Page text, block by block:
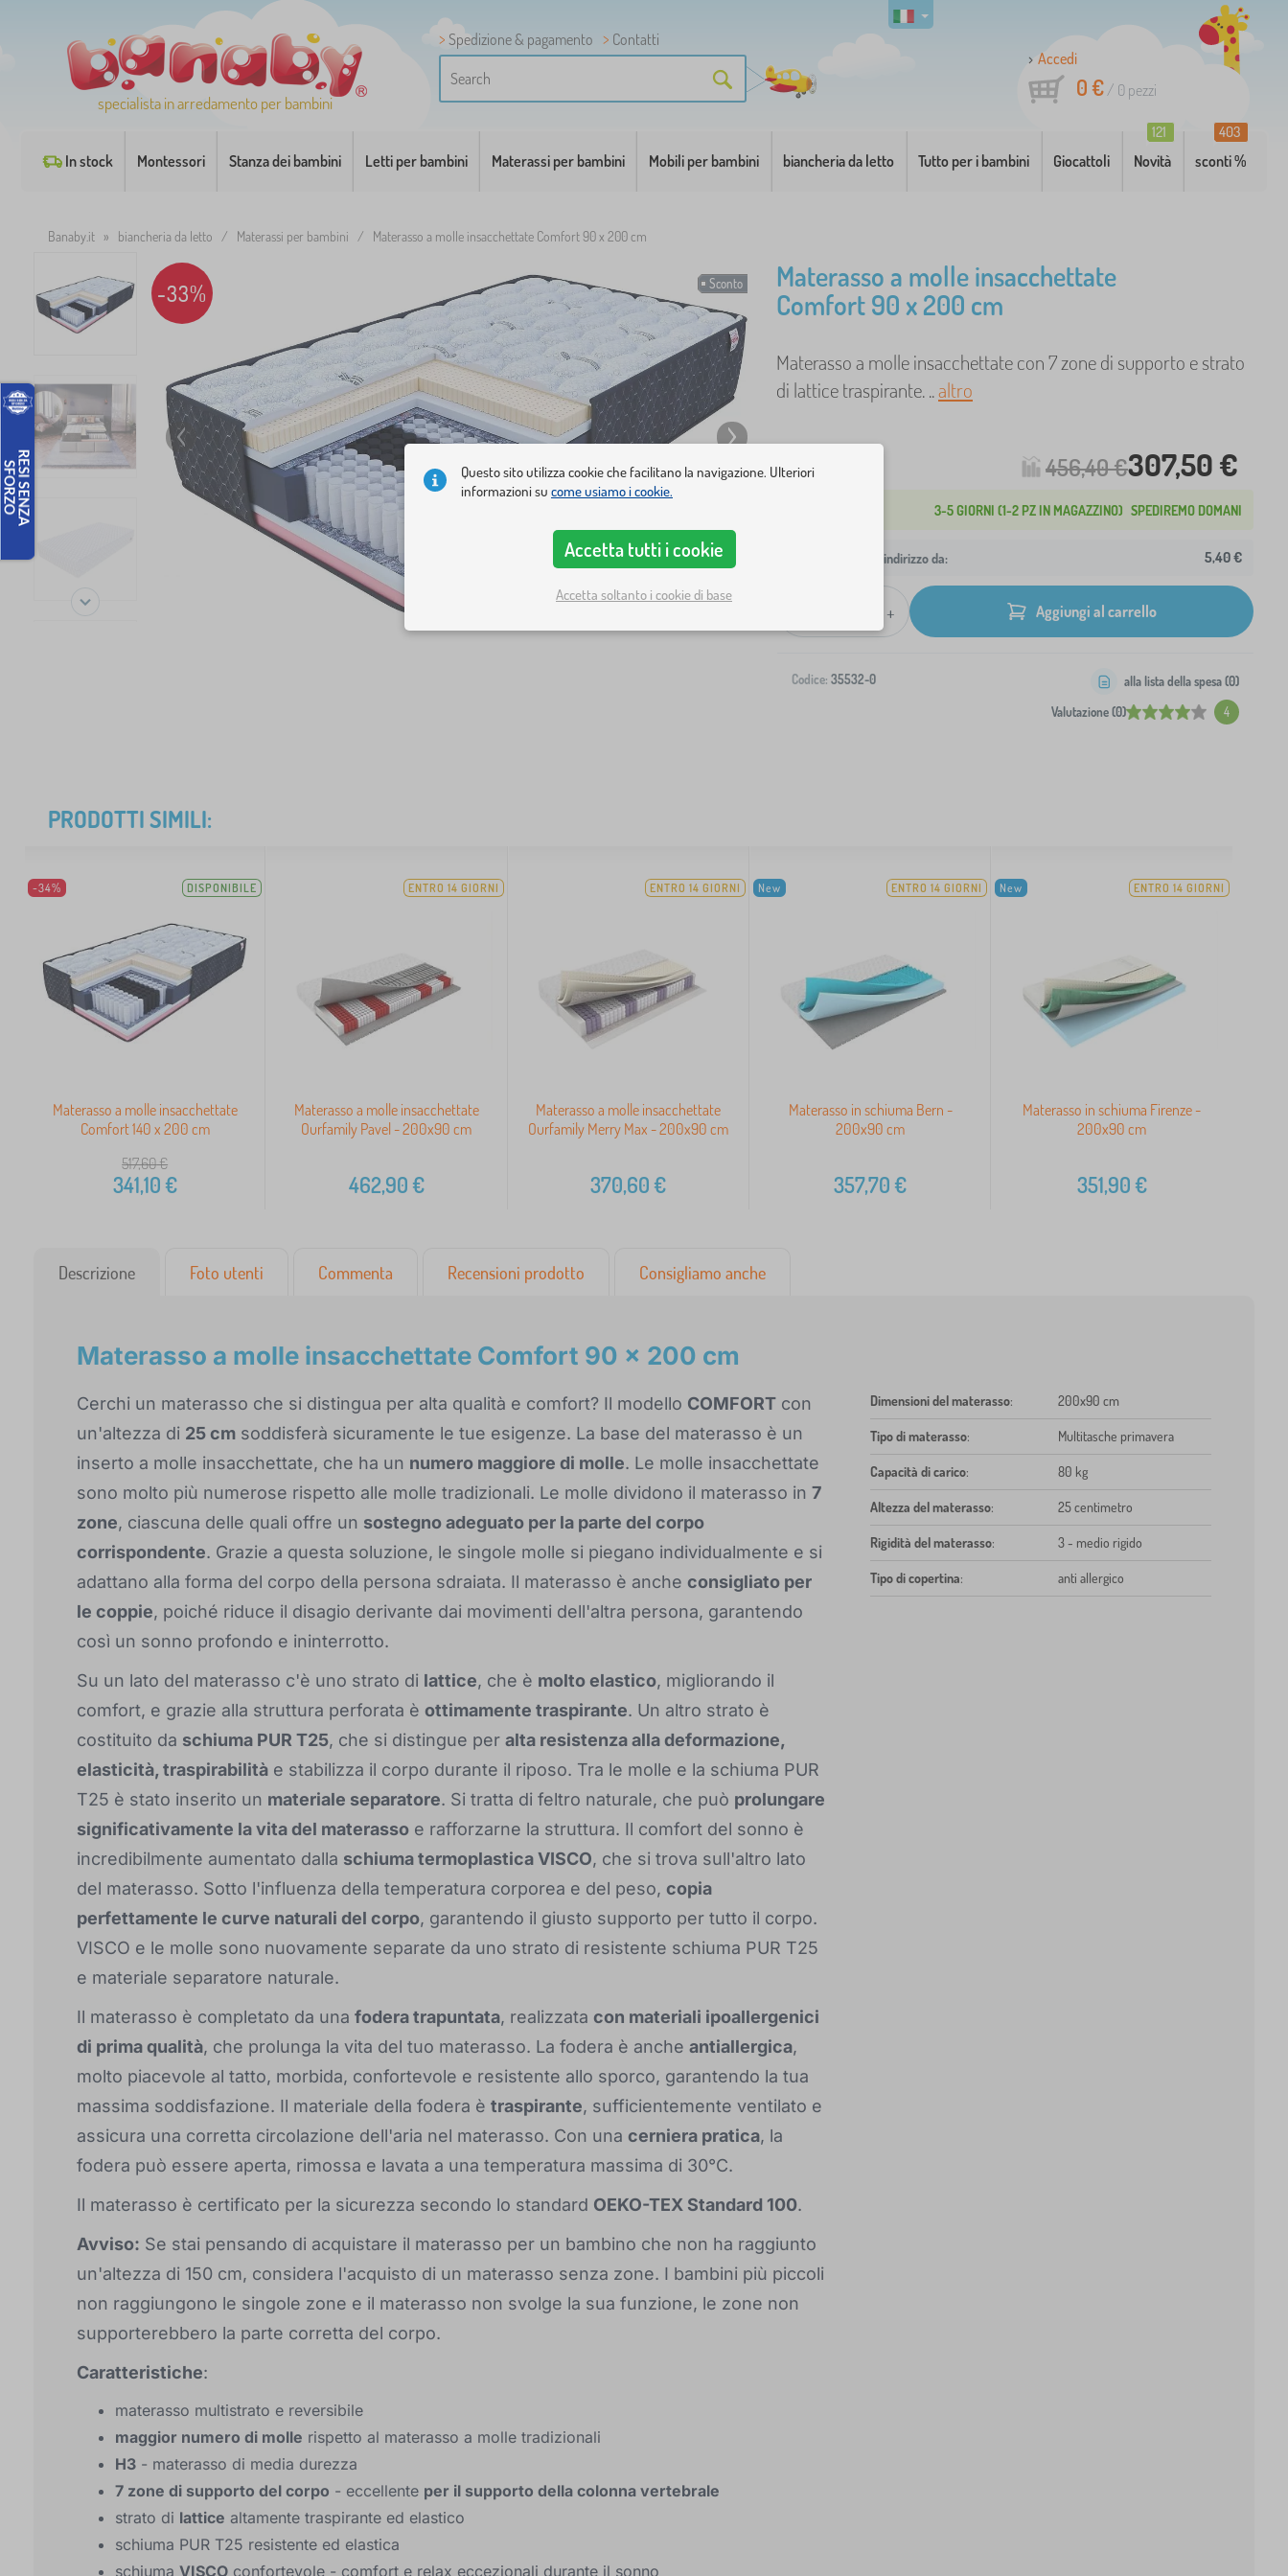
specialista in arredamento per bambini
Spedizione & pagamento
Contatti
Accedi
0 €/ 0 pezzi
In stock Montessori Stanza dei bambini Letti per bambini Materassi per bambini Mobili per bambini biancheria da letto Tutto per i bambini Giocattoli Novità
121
sconti %
403
Banaby.it » biancheria da letto / Materassi per bambini / Materasso a molle insacchettate Comfort 90 x 200 cm
Sconto
-33%
Materasso a molle insacchettate
Comfort 90 x 200 cm
Materasso a molle insacchettate con 7 zone di supporto e strato
di lattice traspirante. ..altro
456,40 €307,50 €
3-5 GIORNI (1-2 PZ IN MAGAZZINO) SPEDIREMO DOMANI
Spedizione al tuo indirizzo da: 5,40 €
+ Aggiungi al carrello
Codice: 35532-0
Valutazione (0) 4
alla lista della spesa (0)
PRODOTTI SIMILI:
-34% DISPONIBILE
Materasso a molle insacchettate
Comfort 140 x 200 cm
517,60€
341,10€
ENTRO 14 GIORNI
Materasso a molle insacchettate
Ourfamily Pavel - 200x90 cm
462,90€
ENTRO 14 GIORNI
Materasso a molle insacchettate
Ourfamily Merry Max - 200x90 cm
370,60€
New ENTRO 14 GIORNI
Materasso in schiuma Bern -
200x90 cm
357,70€
New ENTRO 14 GIORNI
Materasso in schiuma Firenze -
200x90 cm
351,90€
Descrizione Foto utenti Commenta Recensioni prodotto Consigliamo anche
Materasso a molle insacchettate Comfort 90 x 200 cm
Cerchi un materasso che si distingua per alta qualità e comfort? Il modello COMFORT con
un'altezza di 25 cm soddisferà sicuramente le tue esigenze. La base del materasso è un
inserto a molle insacchettate, che ha un numero maggiore di molle. Le molle insacchettate
sono molto più numerose rispetto alle molle tradizionali. Le molle dividono il materasso in 7
zone, ciascuna delle quali offre un sostegno adeguato per la parte del corpo
corrispondente. Grazie a questa soluzione, le singole molle si piegano individualmente e si
adattano alla forma del corpo della persona sdraiata. Il materasso è anche consigliato per
le coppie, poiché riduce il disagio derivante dai movimenti dell'altra persona, garantendo
così un sonno profondo e ininterrotto.
Su un lato del materasso c'è uno strato di lattice, che è molto elastico, migliorando il
comfort, e grazie alla struttura perforata è ottimamente traspirante. Un altro strato è
costituito da schiuma PUR T25, che si distingue per alta resistenza alla deformazione,
elasticità, traspirabilità e stabilizza il corpo durante il riposo. Tra le molle e la schiuma PUR
T25 è stato inserito un materiale separatore. Si tratta di feltro naturale, che può prolungare
significativamente la vita del materasso e rafforzarne la struttura. Il comfort del sonno è
incredibilmente aumentato dalla schiuma termoplastica VISCO, che si trova sull'altro lato
del materasso. Sotto l'influenza della temperatura corporea e del peso, copia
perfettamente le curve naturali del corpo, garantendo il giusto supporto per tutto il corpo.
VISCO e le molle sono nuovamente separate da uno strato di resistente schiuma PUR T25
e materiale separatore naturale.
Il materasso è completato da una fodera trapuntata, realizzata con materiali ipoallergenici
di prima qualità, che prolunga la vita del tuo materasso. La fodera è anche antiallergica,
molto piacevole al tatto, morbida, confortevole e resistente allo sporco, garantendo la tua
massima soddisfazione. Il materiale della fodera è traspirante, sufficientemente ventilato e
assicura una corretta circolazione dell'aria nel materasso. Con una cerniera pratica, la
fodera può essere aperta, rimossa e lavata a una temperatura massima di 30°C.
Il materasso è certificato per la sicurezza secondo lo standard OEKO-TEX Standard 100.
Avviso: Se stai pensando di acquistare il materasso per un bambino che non ha raggiunto
un'altezza di 150 cm, considera l'acquisto di un materasso senza zone. I bambini più piccoli
non raggiungono le singole zone e il materasso non svolge la sua funzione, le zone non
supporterebbero la parte corretta del corpo.
Caratteristiche:
materasso multistrato e reversibile
maggior numero di molle rispetto al materasso a molle tradizionali
H3 - materasso di media durezza
7 zone di supporto del corpo - eccellente per il supporto della colonna vertebrale
strato di lattice altamente traspirante ed elastico
schiuma PUR T25 resistente ed elastica
schiuma VISCO confortevole - comfort e relax eccezionali durante il sonno
Dimensioni del materasso: 200x90 cm
Tipo di materasso: Multitasche primavera
Capacità di carico: 80 kg
Altezza del materasso: 25 centimetro
Rigidità del materasso: 3 - medio rigido
Tipo di copertina: anti allergico
Questo sito utilizza cookie che facilitano la navigazione. Ulteriori
informazioni su come usiamo i cookie.
Accetta tutti i cookie
Accetta soltanto i cookie di base